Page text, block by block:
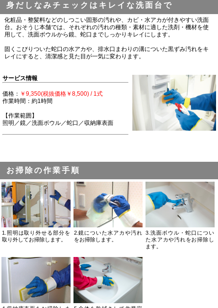
身だしなみチェックはキレイな洗面台で
化粧品・整髪料などのしつこい固形の汚れや、カビ・水アカが付きやすい洗面
台。おそうじ本舗では、それぞれの汚れの種類・素材に適した洗剤・機材を使
用して、洗面ボウルから鏡、蛇口までしっかりキレイにします。
固くこびりついた蛇口の水アカや、排水口まわりの溝についた黒ずみ汚れをキ
レイにすると、清潔感と見た目が一気に変わります。
サービス情報
価格： ￥9,350(税抜価格￥8,500) / 1式
作業時間：約1時間
【作業範囲】
照明／鏡／洗面ボウル／蛇口／収納庫表面
お掃除の作業手順
1.照明は取り外せる部分を
取り外してお掃除します。
2.鏡についた水アカや汚れ
をお掃除します。
3.洗面ボウル・蛇口につい
た水アカや汚れをお掃除し
ます。